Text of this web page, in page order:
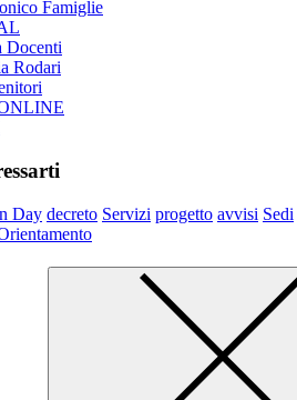
Famiglie
Docenti
Rodari
Day decreto Servizi progetto avvisi Sedi